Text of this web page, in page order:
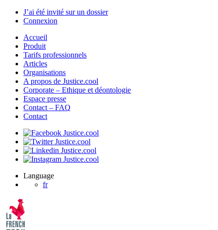
J’ai été invité sur un dossier
Connexion
Accueil
Produit
Tarifs professionnels
Articles
Organisations
A propos de Justice.cool
Corporate – Ethique et déontologie
Espace presse
Contact – FAQ
Contact
Language
fr